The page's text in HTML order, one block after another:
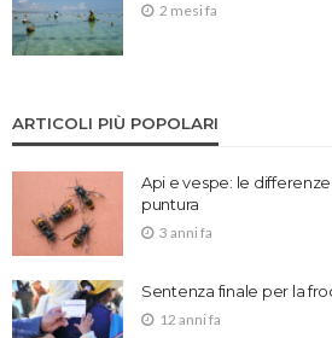
2 mesi fa
ARTICOLI PIÙ POPOLARI
Api e vespe: le
puntura
3 anni fa
Sentenza finale per la
12 anni fa